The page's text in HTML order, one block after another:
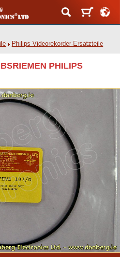
Philips Videorekorder-Ersatzteile
PHILIPS